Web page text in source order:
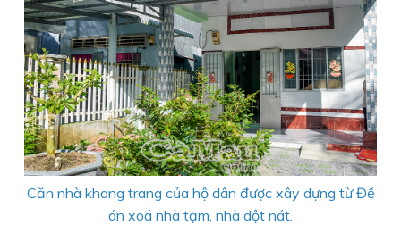
Căn nhà khang trang của hộ dân được xây dựng từ Đề
án xoá nhà tạm, nhà dột nát.